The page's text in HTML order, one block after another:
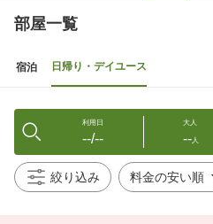
部屋一覧
宿泊 日帰り・デイユース
利用日
--/--
大人
--人
絞り込み